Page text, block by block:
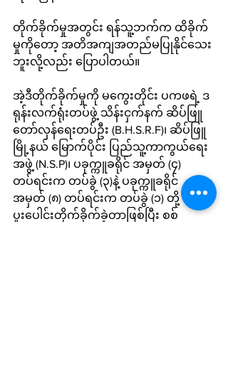
တိုက်ခိုက်မှုအတွင်း ရန်သူ့ဘက်က ထိခိုက်
မှုကိုတော့ အတိအကျအတည်မပြုနိုင်သေး
ဘူးလို့လည်း ပြောပါတယ်။
အဲ့ဒီတိုက်ခိုက်မှုကို မကွေးတိုင်း ပကဖရဲ့ ဒ
ရုန်းလက်ရုံးတပ်ဖွဲ့ သိန်းငှက်နက် ဆိပ်ဖြူ
တော်လှန်ရေးတပ်ဦး (B.H.S.R.F)၊ ဆိပ်ဖြူ
မြို့နယ် မြောက်ပိုင်း ပြည်သူ့ကာကွယ်ရေး
အဖွဲ့ (N.S.P)၊ ပခုက္ကူခရိုင် အမှတ် (၄)
တပ်ရင်းက တပ်ခွဲ (၃)နဲ့ ပခုက္ကူခရိုင်
အမှတ် (၈) တပ်ရင်းက တပ်ခွဲ (၁) တို့
ပူးပေါင်းတိုက်ခိုက်ခဲ့တာဖြစ်ပြီး စစ်